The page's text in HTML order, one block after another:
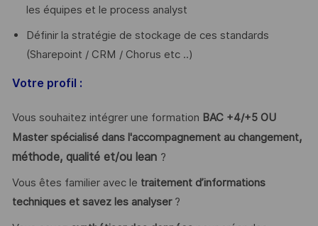
les équipes et le process analyst
Définir la stratégie de stockage de ces standards
(Sharepoint / CRM / Chorus etc ..)
Votre profil :
Vous souhaitez intégrer une formation BAC +4/+5 OU
Master spécialisé dans l'accompagnement au changement,
méthode, qualité et/ou lean ?
Vous êtes familier avec le traitement d’informations
techniques et savez les analyser ?